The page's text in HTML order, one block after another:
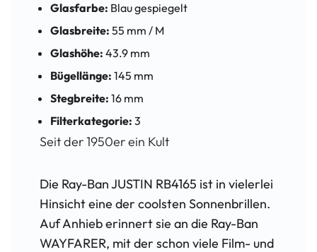
Glasfarbe: Blau gespiegelt
Glasbreite: 55 mm / M
Glashöhe: 43.9 mm
Bügellänge: 145 mm
Stegbreite: 16 mm
Filterkategorie: 3
Seit der 1950er ein Kult
Die Ray-Ban JUSTIN RB4165 ist in vielerlei
Hinsicht eine der coolsten Sonnenbrillen.
Auf Anhieb erinnert sie an die Ray-Ban
WAYFARER, mit der schon viele Film- und